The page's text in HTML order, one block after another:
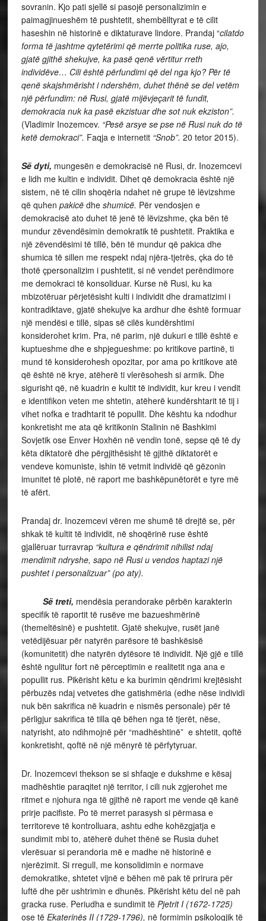
sovranin. Kjo pati sjellë si pasojë personalizimin e
paimagjinueshëm të pushtetit, shembëlltyrat e të cilit
haseshin në historinë e diktaturave lindore. Prandaj “cilatdo
forma të jashtme qytetërimi që merrte politika ruse, ajo,
gjatë gjithë shekujve, ka pasë qenë vërtitur rreth
individëve… Cili është përfundimi që del nga kjo? Për të
qenë skajshmërisht i ndershëm, duhet thënë se del vetëm
një përfundim: në Rusi, gjatë mijëvjeçarit të fundit,
demokracia nuk ka pasë ekzistuar dhe sot nuk ekziston”.
(Vladimir Inozemcev. “Pesë arsye se pse në Rusi nuk do të
ketë demokraci”. Faqja e internetit “Snob”. 20 tetor 2015).
Së dyti, mungesën e demokracisë në Rusi, dr. Inozemcevi
e lidh me kultin e individit. Dihet që demokracia është një
sistem, në të cilin shoqëria ndahet në grupe të lëvizshme
që quhen pakicë dhe shumicë. Për vendosjen e
demokracisë ato duhet të jenë të lëvizshme, çka bën të
mundur zëvendësimin demokratik të pushtetit. Praktika e
një zëvendësimi të tillë, bën të mundur që pakica dhe
shumica të sillen me respekt ndaj njëra-tjetrës, çka do të
thotë çpersonalizim i pushtetit, si në vendet perëndimore
me demokraci të konsoliduar. Kurse në Rusi, ku ka
mbizotëruar përjetësisht kulti i individit dhe dramatizimi i
kontradiktave, gjatë shekujve ka ardhur dhe është formuar
një mendësi e tillë, sipas së cilës kundërshtimi
konsiderohet krim. Pra, në parim, një dukuri e tillë është e
kuptueshme dhe e shpjegueshme: po kritikove partinë, ti
mund të konsiderohesh opozitar, por ama po kritikove atë
që është në krye, atëherë ti vlerësohesh si armik. Dhe
sigurisht që, në kuadrin e kultit të individit, kur kreu i vendit
e identifikon veten me shtetin, atëherë kundërshtarit të tij i
vihet nofka e tradhtarit të popullit. Dhe kështu ka ndodhur
konkretisht me ata që kritikonin Stalinin në Bashkimi
Sovjetik ose Enver Hoxhën në vendin tonë, sepse që të dy
këta diktatorë dhe përgjithësisht të gjithë diktatorët e
vendeve komuniste, ishin të vetmit individë që gëzonin
imunitet të plotë, në raport me bashkëpunëtorët e tyre më
të afërt.
Prandaj dr. Inozemcevi vëren me shumë të drejtë se, për
shkak të kultit të individit, në shoqërinë ruse është
gjallëruar turravrap “kultura e qëndrimit nihilist ndaj
mendimit ndryshe, sapo në Rusi u vendos haptazi një
pushtet i personalizuar” (po aty).
Së treti, mendësia perandorake përbën karakterin
specifik të raportit të rusëve me bazueshmërinë
(themeltësinë) e pushtetit. Gjatë shekujve, rusët janë
vetëdijësuar për natyrën parësore të bashkësisë
(komunitetit) dhe natyrën dytësore të individit. Një gjë e tillë
është ngulitur fort në përceptimin e realitetit nga ana e
popullit rus. Pikërisht këtu e ka burimin qëndrimi krejtësisht
përbuzës ndaj vetvetes dhe gatishmëria (edhe nëse individi
nuk bën sakrifica në kuadrin e nismës personale) për të
përligjur sakrifica të tilla që bëhen nga të tjerët, nëse,
natyrisht, ato ndihmojnë për “madhështinë” e shtetit, qoftë
konkretisht, qoftë në një mënyrë të përfytyruar.
Dr. Inozemcevi thekson se si shfaqje e dukshme e kësaj
madhështie paraqitet një territor, i cili nuk zgjerohet me
ritmet e njohura nga të gjithë në raport me vende që kanë
prirje pacifiste. Po të merret parasysh si përmasa e
territoreve të kontrolluara, ashtu edhe kohëzgjatja e
sundimit mbi to, atëherë duhet thënë se Rusia duhet
vlerësuar si perandoria më e madhe në historinë e
njerëzimit. Si rregull, me konsolidimin e normave
demokratike, shtetet vijnë e bëhen më pak të prirura për
luftë dhe për ushtrimin e dhunës. Pikërisht këtu del në pah
gracka ruse. Periudha e sundimit të Pjetrit I (1672-1725)
ose të Ekaterinës II (1729-1796), në formimin psikologjik të